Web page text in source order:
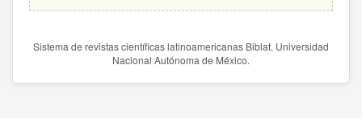
Sistema de revistas científicas latinoamericanas Biblat. Universidad
Nacional Autónoma de México.